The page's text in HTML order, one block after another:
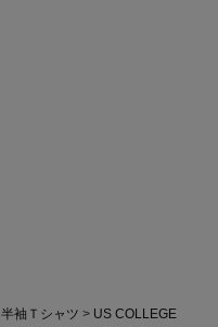
半袖Ｔシャツ
US COLLEGE